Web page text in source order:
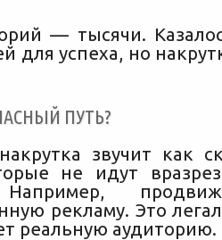
— тысячи.
для успеха, но
ПУТЬ?
звучит как
не идут
Например,
рекламу. Это
реальную аудиторию.